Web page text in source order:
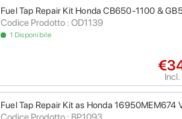
Fuel Tap Repair Kit Honda CB650-1100 &
Codice Prodotto : OD1139
1 Disponibile
Incl.
Fuel Tap Repair Kit as Honda